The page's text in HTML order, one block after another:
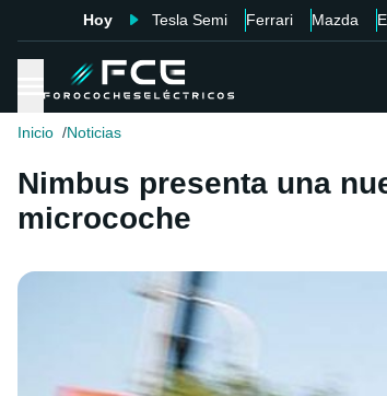
Hoy Tesla Semi Ferrari Mazda
Inicio Noticias
Nimbus presenta una
microcoche